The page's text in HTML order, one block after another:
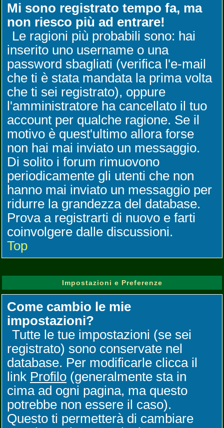
Mi sono registrato tempo fa, ma
non riesco più ad entrare!
Le ragioni più probabili sono: hai
inserito uno username o una
password sbagliati (verifica l'e-mail
che ti è stata mandata la prima volta
che ti sei registrato), oppure
l'amministratore ha cancellato il tuo
account per qualche ragione. Se il
motivo è quest'ultimo allora forse
non hai mai inviato un messaggio.
Di solito i forum rimuovono
periodicamente gli utenti che non
hanno mai inviato un messaggio per
ridurre la grandezza del database.
Prova a registrarti di nuovo e farti
coinvolgere dalle discussioni.
Top
Impostazioni e Preferenze
Come cambio le mie
impostazioni?
Tutte le tue impostazioni (se sei
registrato) sono conservate nel
database. Per modificarle clicca il
link Profilo (generalmente sta in
cima ad ogni pagina, ma questo
potrebbe non essere il caso).
Questo ti permetterà di cambiare